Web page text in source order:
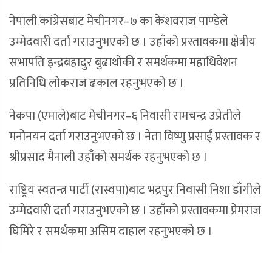
नेपाली कांग्रेसबाट मेचीनगर–७ का केशवराज पाण्डेले
उम्मेदवारी दर्ता गराउनुभएको छ । उहाँको प्रस्तावकमा क्षेत्रीय
सभापति इन्द्रबहादुर बुढाथोकी र समर्थकमा महाधिवेशन
प्रतिनिधि लोकराज ढकाल रहनुभएको छ ।
नेकपा (एमाले)बाट मेचीनगर–६ निवासी रामचन्द्र उप्रेतीले
मनोनयन दर्ता गराउनुभएको छ । नेता विष्णु प्रसाईं प्रस्तावक र
श्रीप्रसाद मैनाली उहाँको समर्थक रहनुभएको छ ।
राष्ट्रिय स्वतन्त्र पार्टी (रास्वपा)बाट भद्रपुर निवासी निशा डाँगीले
उम्मेदवारी दर्ता गराउनुभएको छ । उहाँको प्रस्तावकमा प्रेमराज
घिमिरे र समर्थकमा असिम दाहाल रहनुभएको छ ।